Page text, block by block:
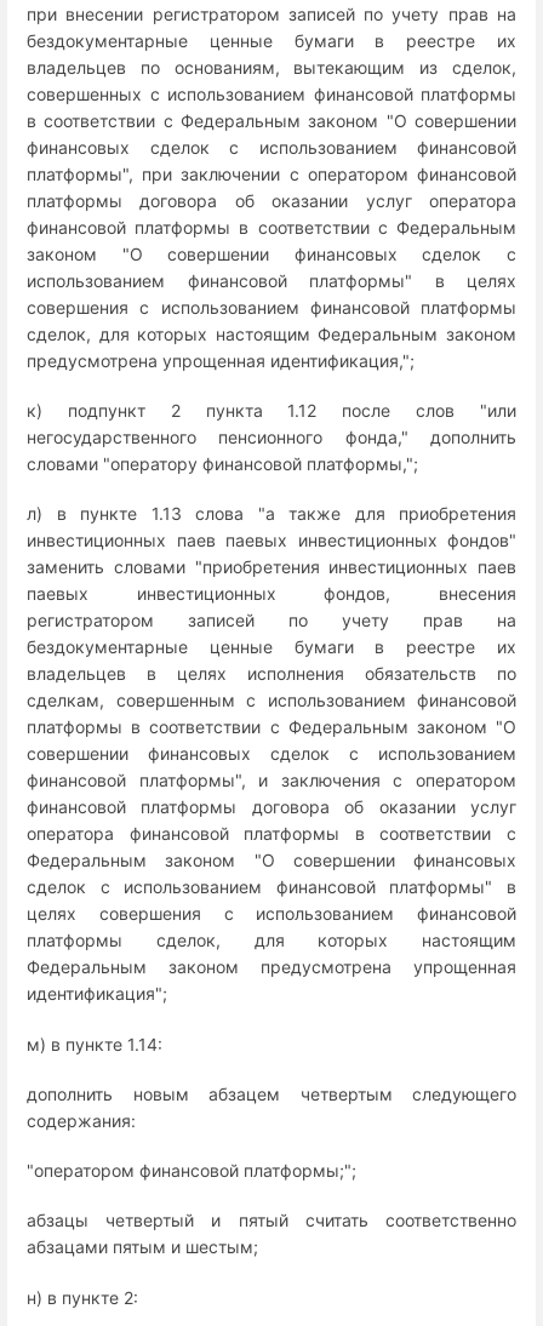
при внесении регистратором записей по учету прав на
бездокументарные ценные бумаги в реестре их
владельцев по основаниям, вытекающим из сделок,
совершенных с использованием финансовой платформы
в соответствии с Федеральным законом "О совершении
финансовых сделок с использованием финансовой
платформы", при заключении с оператором финансовой
платформы договора об оказании услуг оператора
финансовой платформы в соответствии с Федеральным
законом "О совершении финансовых сделок с
использованием финансовой платформы" в целях
совершения с использованием финансовой платформы
сделок, для которых настоящим Федеральным законом
предусмотрена упрощенная идентификация,";
к) подпункт 2 пункта 1.12 после слов "или
негосударственного пенсионного фонда," дополнить
словами "оператору финансовой платформы,";
л) в пункте 1.13 слова "а также для приобретения
инвестиционных паев паевых инвестиционных фондов"
заменить словами "приобретения инвестиционных паев
паевых инвестиционных фондов, внесения
регистратором записей по учету прав на
бездокументарные ценные бумаги в реестре их
владельцев в целях исполнения обязательств по
сделкам, совершенным с использованием финансовой
платформы в соответствии с Федеральным законом "О
совершении финансовых сделок с использованием
финансовой платформы", и заключения с оператором
финансовой платформы договора об оказании услуг
оператора финансовой платформы в соответствии с
Федеральным законом "О совершении финансовых
сделок с использованием финансовой платформы" в
целях совершения с использованием финансовой
платформы сделок, для которых настоящим
Федеральным законом предусмотрена упрощенная
идентификация";
м) в пункте 1.14:
дополнить новым абзацем четвертым следующего
содержания:
"оператором финансовой платформы;";
абзацы четвертый и пятый считать соответственно
абзацами пятым и шестым;
н) в пункте 2: